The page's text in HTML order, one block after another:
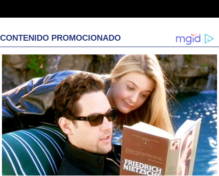
CONTENIDO PROMOCIONADO